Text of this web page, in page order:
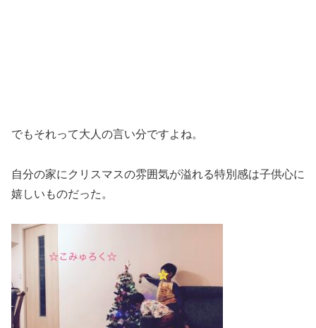
でもそれって大人の言い分ですよね。
自分の家にクリスマスの雰囲気が溢れる特別感は子供心に
嬉しいものだった。